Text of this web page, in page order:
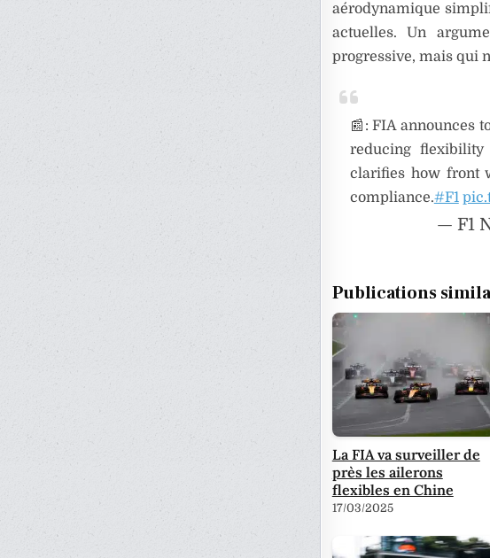
aérodynamique
actuelles. Un
progressive, mais qui
📰: FIA announces
reducing
clarifies how front
compliance.#F1
— F1
Publications
La FIA va surveiller de
près les ailerons
flexibles en Chine
17/03/2025